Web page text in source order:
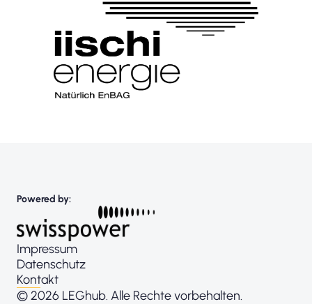
Powered by:
© 2026 LEGhub. Alle Rechte vorbehalten.
Impressum
Datenschutz
Kontakt